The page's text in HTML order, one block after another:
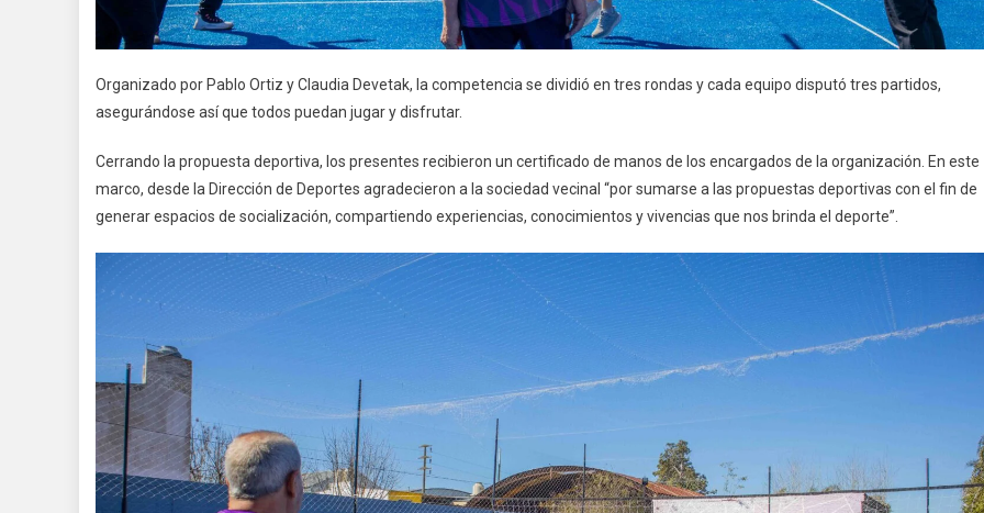
Organizado por Pablo Ortiz y Claudia Devetak, la competencia se dividió en tres rondas y cada equipo disputó tres partidos,
asegurándose así que todos puedan jugar y disfrutar.
Cerrando la propuesta deportiva, los presentes recibieron un certificado de manos de los encargados de la organización. En este
marco, desde la Dirección de Deportes agradecieron a la sociedad vecinal “por sumarse a las propuestas deportivas con el fin de
generar espacios de socialización, compartiendo experiencias, conocimientos y vivencias que nos brinda el deporte”.